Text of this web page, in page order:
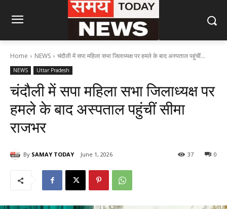
Home NEWS चंदौली में सपा महिला सभा जिलाध्यक्ष पर हमले के बाद अस्पताल पहुंचीं...
NEWS Uttar Pradesh
चंदौली में सपा महिला सभा जिलाध्यक्ष पर
हमले के बाद अस्पताल पहुंचीं सीमा
राजभर
By SAMAY TODAY June 1, 2026 0
37